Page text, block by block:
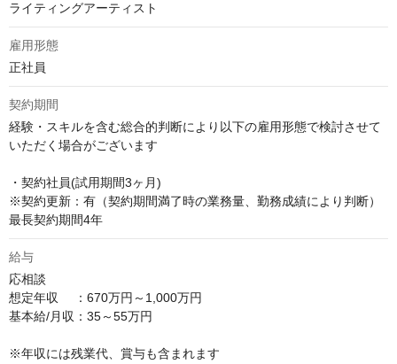
ライティングアーティスト
雇用形態
正社員
契約期間
経験・スキルを含む総合的判断により以下の雇用形態で検討させて
いただく場合がございます
・契約社員(試用期間3ヶ月)
※契約更新：有（契約期間満了時の業務量、勤務成績により判断）
最長契約期間4年
給与
応相談
想定年収　 ：670万円～1,000万円
基本給/月収：35～55万円
※年収には残業代、賞与も含まれます